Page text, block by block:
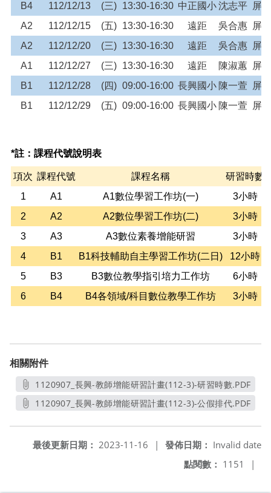
B4
112/12/13 (三) 13:30-16:30 中正國小沈志平 屏
A2
112/12/15 (五) 13:30-16:30 遠距 吳合惠 屏
A2
112/12/20 (三) 13:30-16:30 遠距 吳合惠 屏
A1
112/12/27 (三) 13:30-16:30 遠距 陳淑蕙 屏
B1
112/12/28 (四) 09:00-16:00 長興國小 陳一萱 屏
B1
112/12/29 (五) 09:00-16:00 長興國小 陳一萱 屏
*註：課程代號說明表
項次 課程代號 課程名稱
研習時數
1
A1 A1數位學習工作坊(一)
3小時
2
A2 A2數位學習工作坊(二)
3小時
3
A3 A3數位素養增能研習
3小時
4
B1 B1科技輔助自主學習工作坊(二日)
12小時
5
B3 B3數位教學指引培力工作坊
6小時
6
B4 B4各領域/科目數位教學工作坊 3小時
相關附件
1120907_長興-教師增能研習計畫(112-3)-研習時數.PDF
另開新視窗
1120907_長興-教師增能研習計畫(112-3)-公假排代.PDF
發佈日期： Invalid date
最後更新日期： 2023-11-16
|
點閱數： 1151 |